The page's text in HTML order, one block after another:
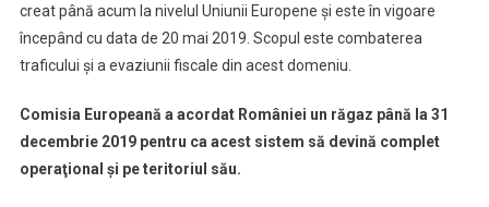
creat până acum la nivelul Uniunii Europene şi este în vigoare
începând cu data de 20 mai 2019. Scopul este combaterea
traficului şi a evaziunii fiscale din acest domeniu.
Comisia Europeană a acordat României un răgaz până la 31
decembrie 2019 pentru ca acest sistem să devină complet
operaţional şi pe teritoriul său.